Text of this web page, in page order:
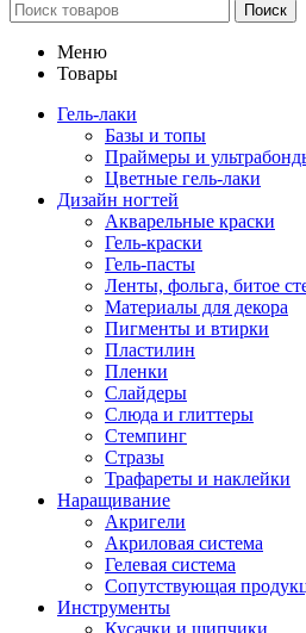
Поиск
Меню
Товары
Гель-лаки
Базы и топы
Праймеры и
Цветные гель-лаки
Дизайн ногтей
Акварельные краски
Гель-краски
Гель-пасты
Ленты, фольга, битое
Материалы для декора
Пигменты и втирки
Пластилин
Пленки
Слайдеры
Слюда и глиттеры
Стемпинг
Стразы
Трафареты и наклейки
Наращивание
Акригели
Акриловая система
Гелевая система
Сопутствующая
Инструменты